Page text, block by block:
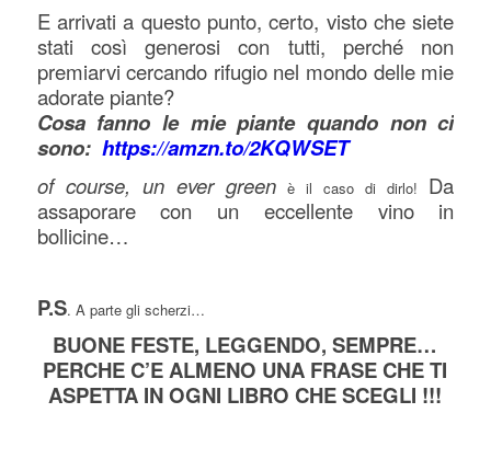
E arrivati a questo punto, certo, visto che siete
stati così generosi con tutti, perché non
premiarvi cercando rifugio nel mondo delle mie
adorate piante?
Cosa fanno le mie piante quando non ci
sono: https://amzn.to/2KQWSET
of course, un ever greenè il caso di dirlo! Da
assaporare con un eccellente vino in
bollicine…
P.S. A parte gli scherzi…
BUONE FESTE, LEGGENDO, SEMPRE…
PERCHE C’E ALMENO UNA FRASE CHE TI
ASPETTA IN OGNI LIBRO CHE SCEGLI !!!